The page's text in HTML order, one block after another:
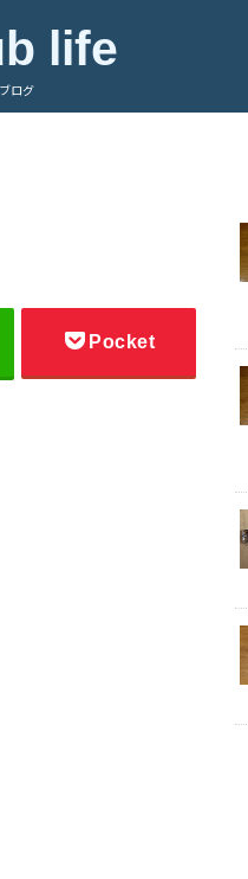
life
ログ
Pocket